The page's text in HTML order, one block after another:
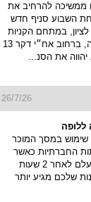
ממשיכה להרחיב את
השבוע סניף חדש
במתחם הקניות
והבילוי פרוטאה, ברחוב אח״י דקר 13
את הסנ...
26/7/26
שימוש במסך המוכר
החברתיות כאשר
הסטורי שלך נעלם לאחר 2 שעות
שלכם מגיע יותר